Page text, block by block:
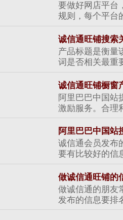
要做好网店平台
规则，每个平台
诚信通旺铺搜索
产品标题是衡量
词是否相关最重
诚信通旺铺橱窗
阿里巴巴中国站
激励服务。合理
阿里巴巴中国站
诚信通会员发布
要有比较好的信
做诚信通旺铺的
做诚信通的朋友
发布的信息要排